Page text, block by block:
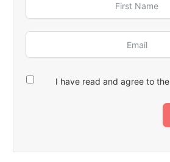
I have read and agree to the